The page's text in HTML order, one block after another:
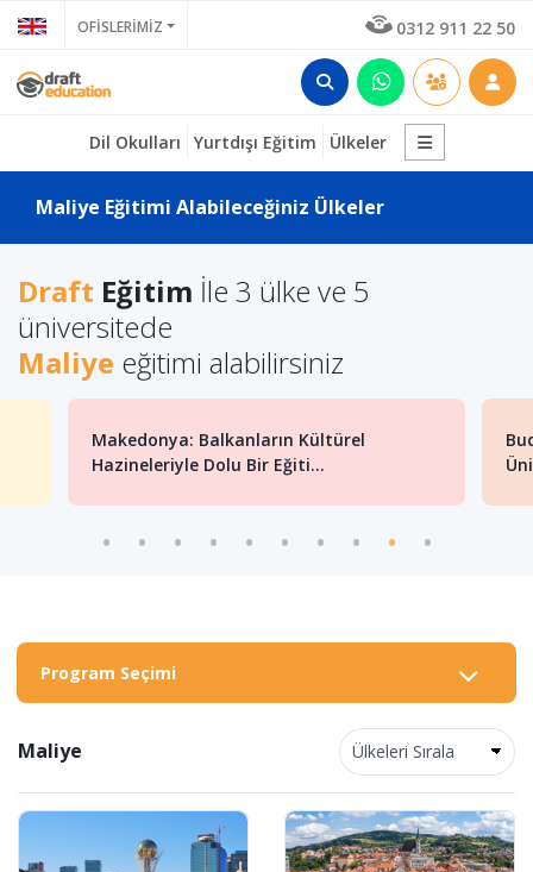
OFİSLERİMİZ 0312 911 22 50
Dil Okulları Yurtdışı Eğitim Ülkeler
Maliye Eğitimi Alabileceğiniz Ülkeler
Draft Eğitim İle 3 ülke ve 5
üniversitede
Maliye eğitimi alabilirsiniz
Makedonya: Balkanların Kültürel
Hazineleriyle Dolu Bir Eğiti...
Program Seçimi
Maliye